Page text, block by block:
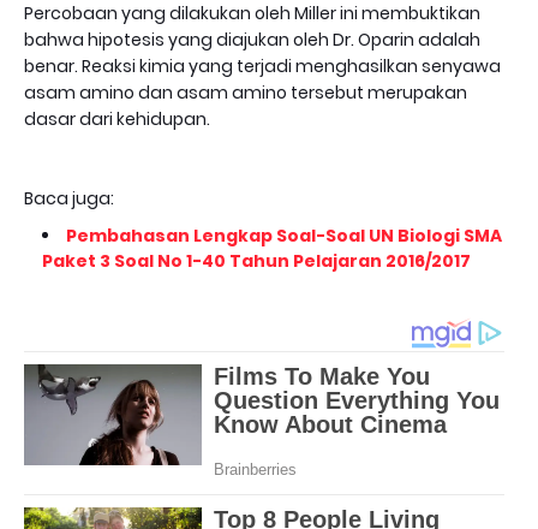
Percobaan yang dilakukan oleh Miller ini membuktikan
bahwa hipotesis yang diajukan oleh Dr. Oparin adalah
benar. Reaksi kimia yang terjadi menghasilkan senyawa
asam amino dan asam amino tersebut merupakan
dasar dari kehidupan.
Baca juga:
Pembahasan Lengkap Soal-Soal UN Biologi SMA
Paket 3 Soal No 1-40 Tahun Pelajaran 2016/2017